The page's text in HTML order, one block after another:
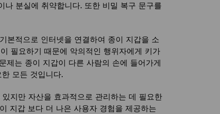
분실에 취약합니다. 또한 비밀 복구 문구를
본적으로 인터넷을 연결하여 종이 지갑을 소
필요하기 때문에 악의적인 행위자에게 키가
제는 종이 지갑이 다른 사람의 손에 들어가게
모든 것입니다.
지만 자산을 효과적으로 관리하는 데 필요한
지갑 보다 더 나은 사용자 경험을 제공하는